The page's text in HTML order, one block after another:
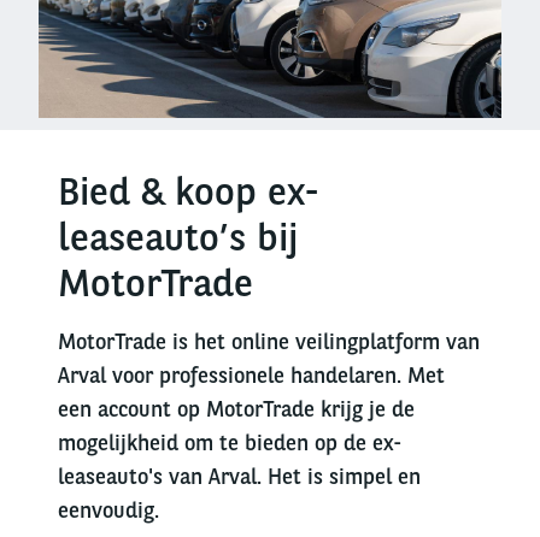
Bied & koop ex-
leaseauto’s bij
MotorTrade
MotorTrade is het online veilingplatform van
Arval voor professionele handelaren. Met
een account op MotorTrade krijg je de
mogelijkheid om te bieden op de ex-
leaseauto's van Arval. Het is simpel en
eenvoudig.